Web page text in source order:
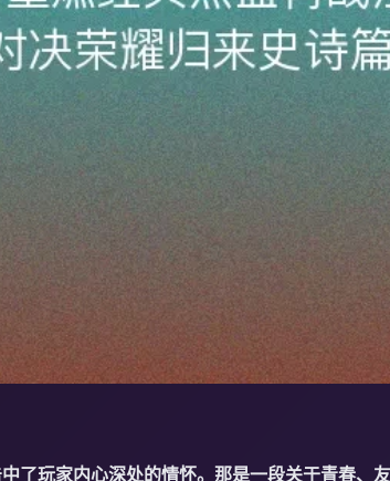
了玩家内心深处的情怀。那是一段关于青春、